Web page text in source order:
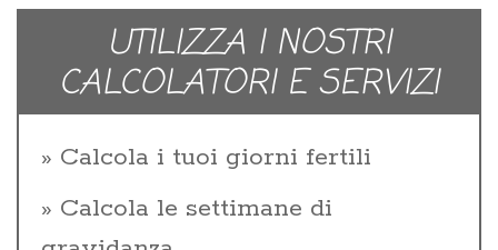
UTILIZZA I NOSTRI
CALCOLATORI E SERVIZI
Calcola i tuoi giorni fertili
Calcola le settimane di